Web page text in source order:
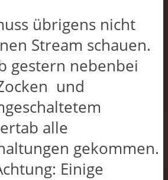
übrigens nicht
Stream schauen.
gestern nebenbei
und
alle
gekommen.
Einige